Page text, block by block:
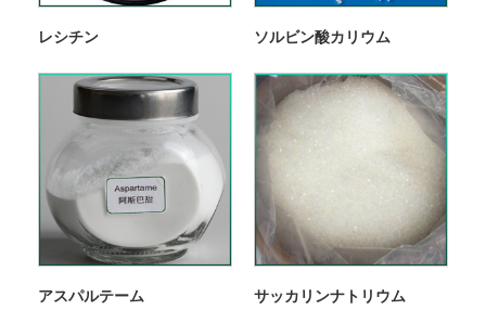
レシチン ソルビン酸カリウム
アスパルテーム サッカリンナトリウム